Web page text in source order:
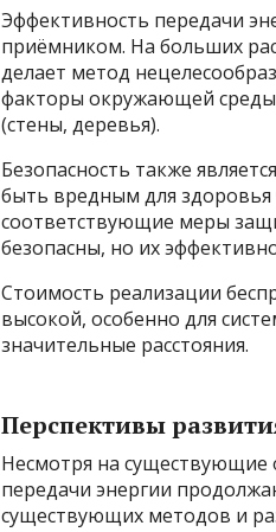
Эффективность передачи
приёмником. На больших
делает метод
факторы окружающей среды,
(стены, деревья).
Безопасность также
быть вредным для здоровья
соответствующие меры
безопасны, но их
Стоимость реализации
высокой, особенно для
значительные расстояния.
Перспективы
Несмотря на существующие
передачи энергии
существующих методов и